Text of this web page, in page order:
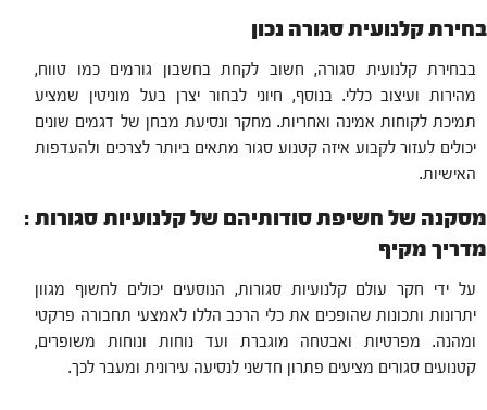
בחירת קלנועית סגורה נכון
בבחירת קלנועית סגורה, חשוב לקחת בחשבון גורמים כמו טווח,
מהירות ועיצוב כללי. בנוסף, חיוני לבחור יצרן בעל מוניטין שמציע
תמיכת לקוחות אמינה ואחריות. מחקר ונסיעת מבחן של דגמים שונים
יכולים לעזור לקבוע איזה קטנוע סגור מתאים ביותר לצרכים ולהעדפות
האישיות.
מסקנה של חשיפת סודותיהם של קלנועיות סגורות :
מדריך מקיף
על ידי חקר עולם קלנועיות סגורות, הנוסעים יכולים לחשוף מגוון
יתרונות ותכונות שהופכים את כלי הרכב הללו לאמצעי תחבורה פרקטי
ומהנה. מפרטיות ואבטחה מוגברת ועד נוחות ונוחות משופרים,
קטנועים סגורים מציעים פתרון חדשני לנסיעה עירונית ומעבר לכך.